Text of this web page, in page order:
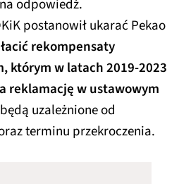
odpowiedź.
postanowił ukarać Pekao
rekompensaty
którym w latach 2019-2023
reklamację w ustawowym
uzależnione od
terminu przekroczenia.